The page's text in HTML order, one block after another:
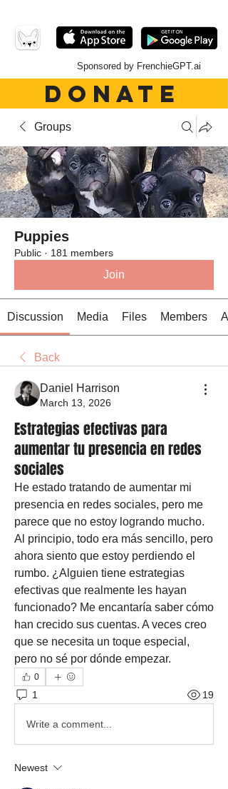
Sponsored by FrenchieGPT.ai
DONATE
Groups
Puppies
Public · 181 members
Join
Discussion Media Files Members
Back
Daniel Harrison
March 13, 2026
Estrategias efectivas para
aumentar tu presencia en redes
sociales
He estado tratando de aumentar mi
presencia en redes sociales, pero me
parece que no estoy logrando mucho.
Al principio, todo era más sencillo, pero
ahora siento que estoy perdiendo el
rumbo. ¿Alguien tiene estrategias
efectivas que realmente les hayan
funcionado? Me encantaría saber cómo
han crecido sus cuentas. A veces creo
que se necesita un toque especial,
pero no sé por dónde empezar.
0
1 19
Write a comment...
Newest